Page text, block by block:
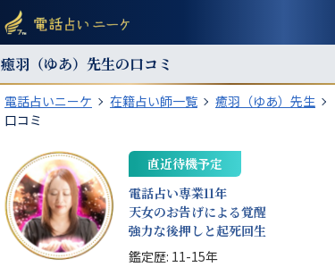
癒羽（ゆあ） 先生の口コミ
電話占いニーケ 在籍占い師一覧
癒羽（ゆあ）先生
口コミ
直近待機予定
電話占い専業11年
天女のお告げによる覚醒
強力な後押しと起死回生
鑑定歴: 11-15年